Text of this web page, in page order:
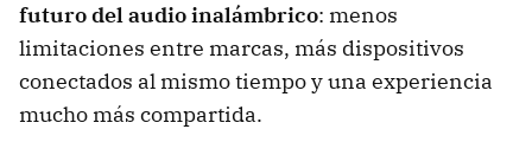
futuro del audio inalámbrico: menos
limitaciones entre marcas, más dispositivos
conectados al mismo tiempo y una experiencia
mucho más compartida.